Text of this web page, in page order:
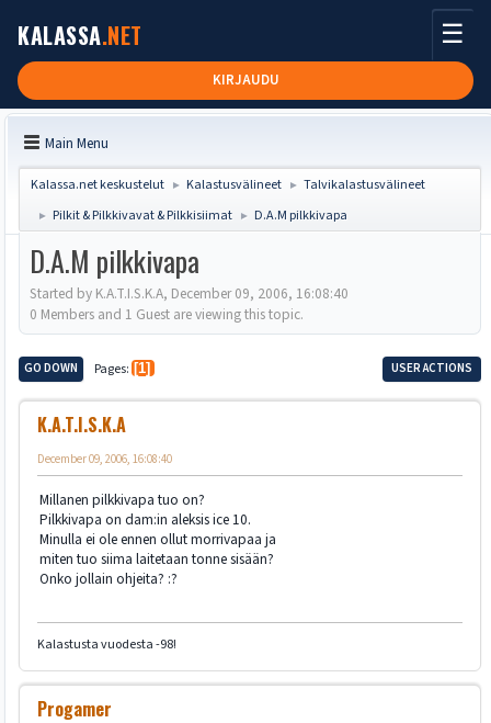
KALASSA.NET
KIRJAUDU
☰
Main Menu
Kalassa.net keskustelut ► Kalastusvälineet ► Talvikalastusvälineet
► Pilkit & Pilkkivavat & Pilkkisiimat ► D.A.M pilkkivapa
D.A.M pilkkivapa
Started by K.A.T.I.S.K.A, December 09, 2006, 16:08:40
0 Members and 1 Guest are viewing this topic.
GO DOWN Pages 1 USER ACTIONS
K.A.T.I.S.K.A
December 09, 2006, 16:08:40
Millanen pilkkivapa tuo on?
Pilkkivapa on dam:in aleksis ice 10.
Minulla ei ole ennen ollut morrivapaa ja
miten tuo siima laitetaan tonne sisään?
Onko jollain ohjeita? :?
Kalastusta vuodesta -98!
Progamer